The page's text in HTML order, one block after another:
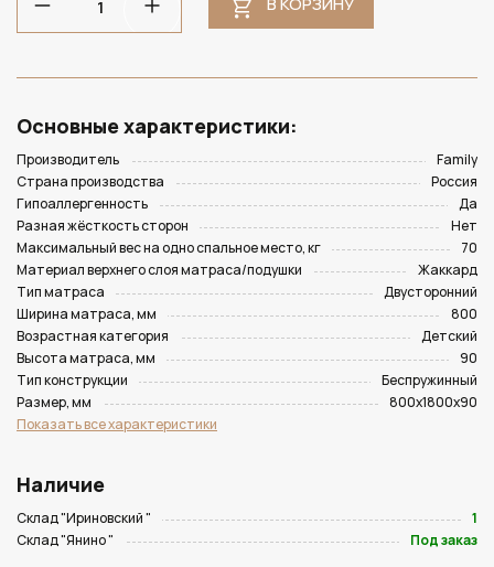
Основные характеристики:
Производитель
Family
Страна производства
Россия
Гипоаллергенность
Да
Разная жёсткость сторон
Нет
Максимальный вес на одно спальное место, кг
70
Материал верхнего слоя матраса/подушки
Жаккард
Тип матраса
Двусторонний
Ширина матраса, мм
800
Возрастная категория
Детский
Высота матраса, мм
90
Тип конструкции
Беспружинный
Размер, мм
800х1800х90
Показать все характеристики
Наличие
Склад "Ириновский "
1
Склад "Янино "
Под заказ